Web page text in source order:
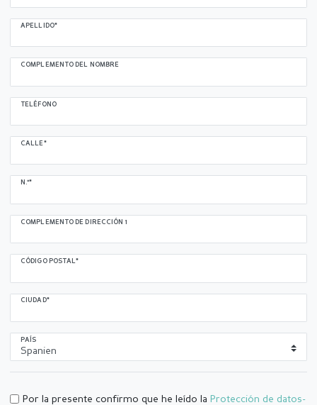
APELLIDO*
COMPLEMENTO DEL NOMBRE
TELÉFONO
CALLE*
N.º*
COMPLEMENTO DE DIRECCIÓN 1
CÓDIGO POSTAL*
CIUDAD*
PAÍS
Por la presente confirmo que he leído la Protección de datos­